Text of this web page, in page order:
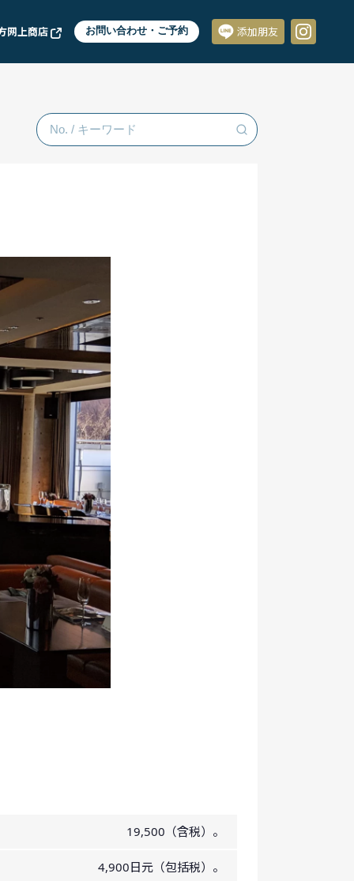
网上商店 お問い合わせ・ご予約 添加朋友
19,500（含税）。
4,900日元（包括税）。